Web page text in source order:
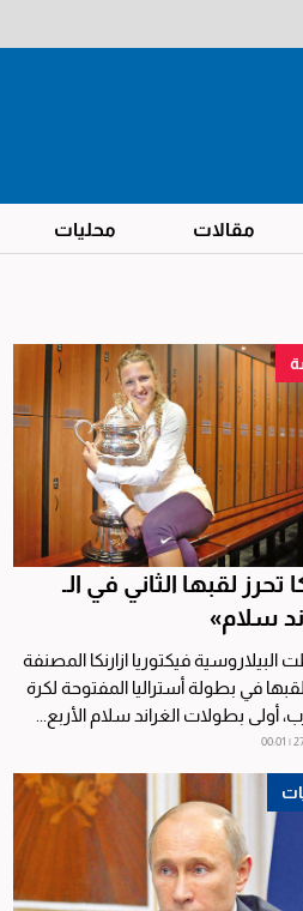
مقالات محليات
تحرز لقبها الثاني في الـ
سلام»
البيلاروسية فيكتوريا ازارنكا المصنفة
في بطولة أستراليا المفتوحة لكرة
أولى بطولات الغراند سلام الأربع...